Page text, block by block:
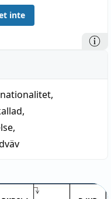
inte
,
,
,